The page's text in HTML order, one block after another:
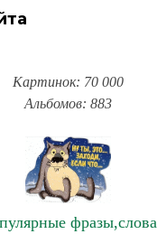
Картинок: 70 000
Альбомов: 883
фразы,слова